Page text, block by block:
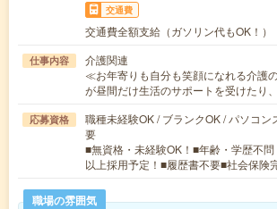
交通費
交通費全額支給（ガソリン代もOK！）
仕事内容
介護関連
≪お年寄りも自分も笑顔になれる介護
が昼間だけ生活のサポートを受けたり
応募資格
職種未経験OK / ブランクOK / パソコン
要
■無資格・未経験OK！■年齢・学歴不
以上採用予定！■履歴書不要■社会保険
職場の雰囲気